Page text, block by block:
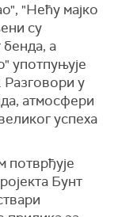
"Нећу мајко
су
а
употпуњује
у
атмосфери
успеха
потврђује
Бунт